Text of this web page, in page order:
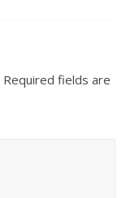
Required fields are